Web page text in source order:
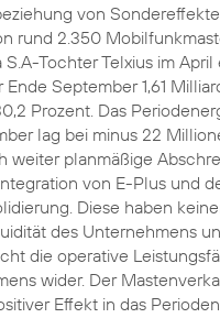
von
rund 2.350
Tochter Telxius im
Ende September 1,61
Prozent. Das
lag bei minus 22
weiter planmäßige
von E-Plus und
Diese haben
des Unternehmens
die operative
wider. Der
Effekt in das